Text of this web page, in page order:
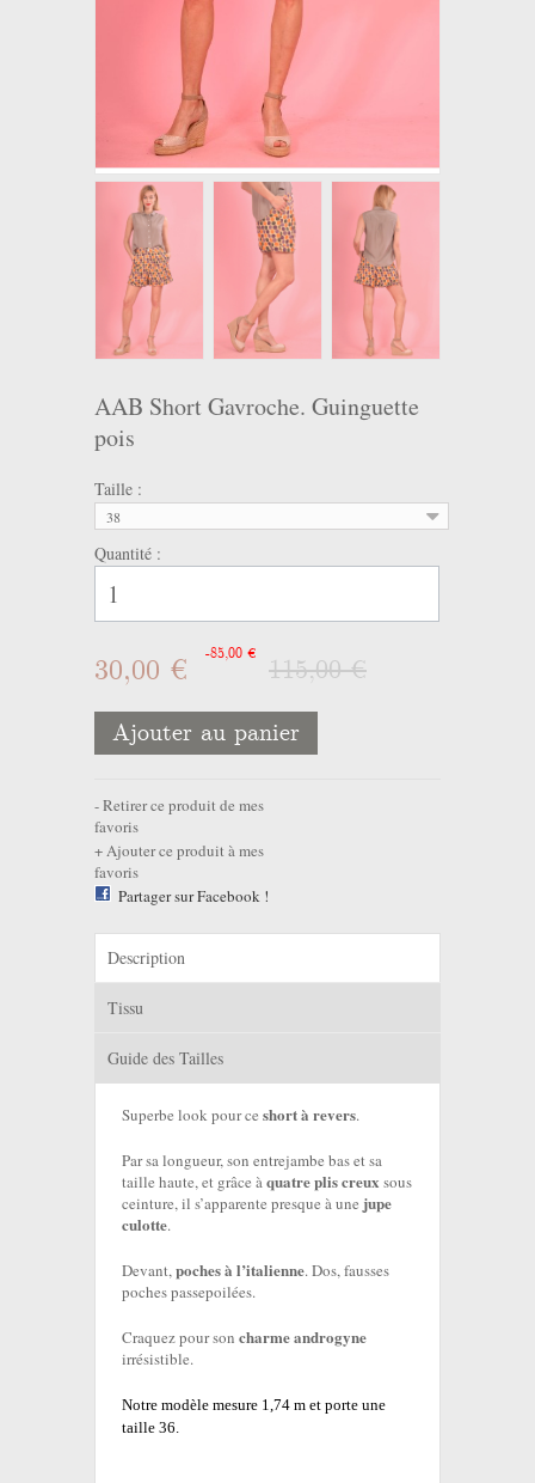
AAB Short Gavroche. Guinguette
pois
Taille :
38
Quantité :
30,00 € -85,00 €
115,00 €
Ajouter au panier
Retirer ce produit de mes
favoris
Ajouter ce produit à mes
favoris
Partager sur Facebook !
Description
Tissu
Guide des Tailles
Superbe look pour ce short à revers.
Par sa longueur, son entrejambe bas et sa
taille haute, et grâce àquatre plis creux sous
ceinture, il s’apparente presque à une jupe
culotte.
Devant,poches à l’italienne. Dos, fausses
poches passepoilées.
Craquez pour son charme androgyne
irrésistible.
Notre modèle mesure 1,74 m et porte une
taille 36.